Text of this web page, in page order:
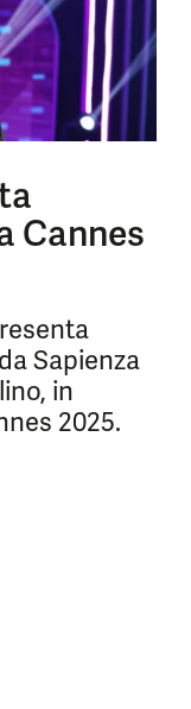
Cannes
Sapienza
in
2025.